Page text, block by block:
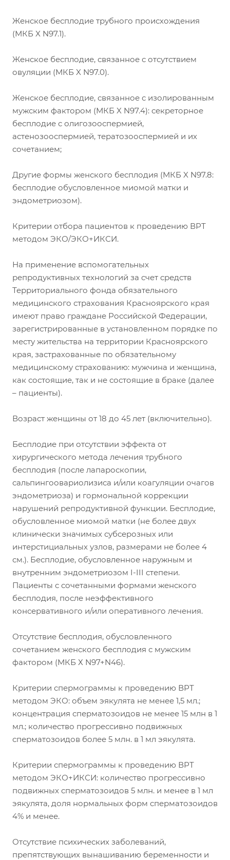
Женское бесплодие трубного происхождения
(МКБ X N97.1).
Женское бесплодие, связанное с отсутствием
овуляции (МКБ X N97.0).
Женское бесплодие, связанное с изолированным
мужским фактором (МКБ X N97.4): секреторное
бесплодие с олигозооспермией,
астенозооспермией, тератозооспермией и их
сочетанием;
Другие формы женского бесплодия (МКБ X N97.8:
бесплодие обусловленное миомой матки и
эндометриозом).
Критерии отбора пациентов к проведению ВРТ
методом ЭКО/ЭКО+ИКСИ.
На применение вспомогательных
репродуктивных технологий за счет средств
Территориального фонда обязательного
медицинского страхования Красноярского края
имеют право граждане Российской Федерации,
зарегистрированные в установленном порядке по
месту жительства на территории Красноярского
края, застрахованные по обязательному
медицинскому страхованию: мужчина и женщина,
как состоящие, так и не состоящие в браке (далее
– пациенты).
Возраст женщины от 18 до 45 лет (включительно).
Бесплодие при отсутствии эффекта от
хирургического метода лечения трубного
бесплодия (после лапароскопии,
сальпингоовариолизиса и/или коагуляции очагов
эндометриоза) и гормональной коррекции
нарушений репродуктивной функции. Бесплодие,
обусловленное миомой матки (не более двух
клинически значимых субсерозных или
интерстициальных узлов, размерами не более 4
см.). Бесплодие, обусловленное наружным и
внутренним эндометриозом I-III степени.
Пациенты с сочетанными формами женского
бесплодия, после неэффективного
консервативного и/или оперативного лечения.
Отсутствие бесплодия, обусловленного
сочетанием женского бесплодия с мужским
фактором (МКБ Х N97+N46).
Критерии спермограммы к проведению ВРТ
методом ЭКО: объем эякулята не менее 1,5 мл.;
концентрация сперматозоидов не менее 15 млн в 1
мл.; количество прогрессивно подвижных
сперматозоидов более 5 млн. в 1 мл эякулята.
Критерии спермограммы к проведению ВРТ
методом ЭКО+ИКСИ: количество прогрессивно
подвижных сперматозоидов 5 млн. и менее в 1 мл
эякулята, доля нормальных форм сперматозоидов
4% и менее.
Отсутствие психических заболеваний,
препятствующих вынашиванию беременности и